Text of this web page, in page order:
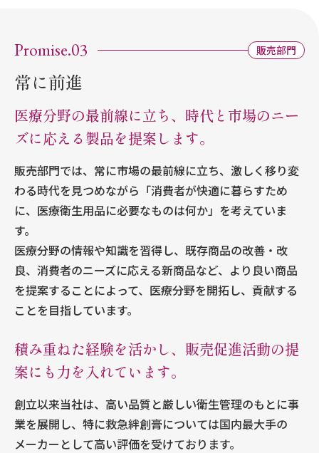
Promise.03 販売部門
常に前進
医療分野の最前線に立ち、時代と市場のニー
ズに応える製品を提案します。
販売部門では、常に市場の最前線に立ち、激しく移り変
わる時代を見つめながら「消費者が快適に暮らすため
に、医療衛生用品に必要なものは何か」を考えていま
す。
医療分野の情報や知識を習得し、既存商品の改善・改
良、消費者のニーズに応える新商品など、より良い商品
を提案することによって、医療分野を開拓し、貢献する
ことを目指しています。
積み重ねた経験を活かし、販売促進活動の提
案にも力を入れています。
創立以来当社は、高い品質と厳しい衛生管理のもとに事
業を展開し、特に救急絆創膏については国内最大手の
メーカーとして高い評価を受けております。